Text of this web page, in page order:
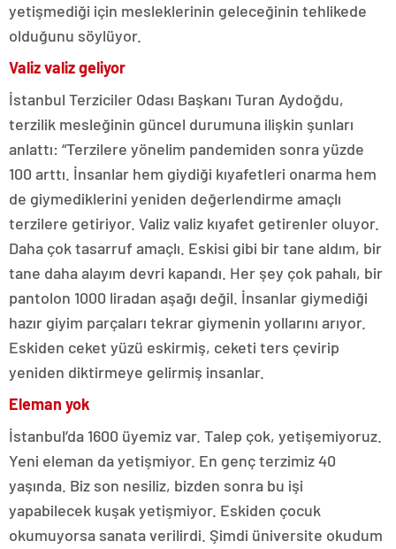
yetişmediği için mesleklerinin geleceğinin tehlikede
olduğunu söylüyor.
Valiz valiz geliyor
İstanbul Terziciler Odası Başkanı Turan Aydoğdu,
terzilik mesleğinin güncel durumuna ilişkin şunları
anlattı: “Terzilere yönelim pandemiden sonra yüzde
100 arttı. İnsanlar hem giydiği kıyafetleri onarma hem
de giymediklerini yeniden değerlendirme amaçlı
terzilere getiriyor. Valiz valiz kıyafet getirenler oluyor.
Daha çok tasarruf amaçlı. Eskisi gibi bir tane aldım, bir
tane daha alayım devri kapandı. Her şey çok pahalı, bir
pantolon 1000 liradan aşağı değil. İnsanlar giymediği
hazır giyim parçaları tekrar giymenin yollarını arıyor.
Eskiden ceket yüzü eskirmiş, ceketi ters çevirip
yeniden diktirmeye gelirmiş insanlar.
Eleman yok
İstanbul’da 1600 üyemiz var. Talep çok, yetişemiyoruz.
Yeni eleman da yetişmiyor. En genç terzimiz 40
yaşında. Biz son nesiliz, bizden sonra bu işi
yapabilecek kuşak yetişmiyor. Eskiden çocuk
okumuyorsa sanata verilirdi. Şimdi üniversite okudum